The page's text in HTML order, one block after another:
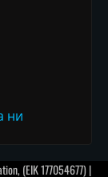
ни
(EIK 177054677) |